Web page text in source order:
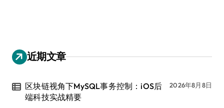
近期文章
区块链视角下MySQL事务控制：iOS后
端科技实战精要
2026年8月8日